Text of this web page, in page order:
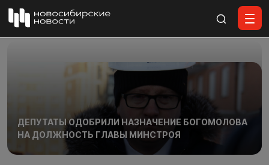
ДЕПУТАТЫ ОДОБРИЛИ НАЗНАЧЕНИЕ БОГОМОЛОВА
НА ДОЛЖНОСТЬ ГЛАВЫ МИНСТРОЯ